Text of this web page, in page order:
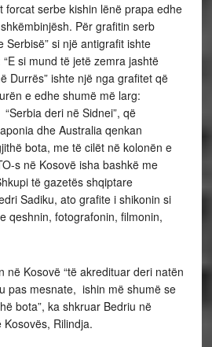
forcat serbe kishin lënë prapa edhe
Për grafitin serb
Serbisë” si një antigrafit ishte
si mund të jetë zemra jashtë
Durrës” ishte një nga grafitet që
e edhe shumë më larg:
deri në Sidnei”, që
dhe Australia qenkan
bota, me të cilët në kolonën e
s në Kosovë isha bashkë me
të gazetës shqiptare
Sadiku, ato grafite i shikonin si
qeshnin, fotografonin, filmonin,
në Kosovë “të akredituar deri natën
pas mesnate, ishin më shumë se
bota”, ka shkruar Bedriu në
Rilindja.